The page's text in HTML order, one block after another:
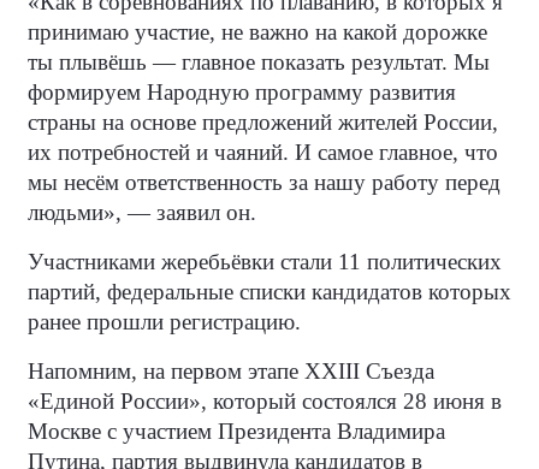
принимаю участие, не важно на какой дорожке
ты плывёшь — главное показать результат. Мы
формируем Народную программу развития
страны на основе предложений жителей России,
их потребностей и чаяний. И самое главное, что
мы несём ответственность за нашу работу перед
людьми», — заявил он.
Участниками жеребьёвки стали 11 политических
партий, федеральные списки кандидатов которых
ранее прошли регистрацию.
Напомним, на первом этапе XXIII Съезда
«Единой России», который состоялся 28 июня в
Москве с участием Президента Владимира
Путина, партия выдвинула кандидатов в